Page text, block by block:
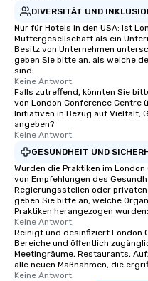
DIVERSITÄT UND
Nur für Hotels in den USA: Ist
Muttergesellschaft als ein
Besitz von Unternehmen
geben Sie bitte an, als welche
sind:
Keine Antwort.
Falls zutreffend, könnten Sie
von London Conference Centre
Initiativen in Bezug auf Vielfalt,
angeben?
Keine Antwort.
GESUNDHEIT UND
Wurden die Praktiken im
von Empfehlungen des
Regierungsstellen oder
geben Sie bitte an, welche
Praktiken herangezogen wurden:
Keine Antwort.
Reinigt und desinfiziert London
Bereiche und öffentlich
Meetingräume, Restaurants,
alle neuen Maßnahmen, die
Keine Antwort.